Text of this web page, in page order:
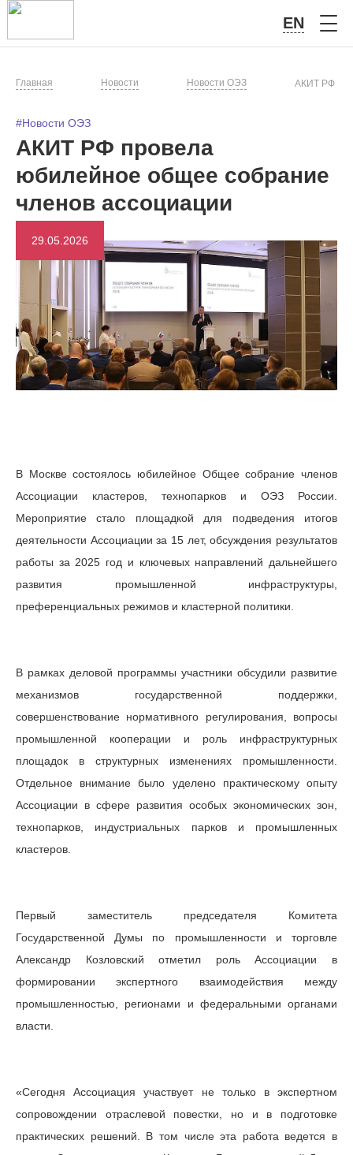
EN
Главная Новости Новости ОЭЗ АКИТ РФ
#Новости ОЭЗ
АКИТ РФ провела
юбилейное общее собрание
членов ассоциации
29.05.2026
В Москве состоялось юбилейное Общее собрание членов
Ассоциации кластеров, технопарков и ОЭЗ России.
Мероприятие стало площадкой для подведения итогов
деятельности Ассоциации за 15 лет, обсуждения результатов
работы за 2025 год и ключевых направлений дальнейшего
развития промышленной инфраструктуры,
преференциальных режимов и кластерной политики.
В рамках деловой программы участники обсудили развитие
механизмов государственной поддержки,
совершенствование нормативного регулирования, вопросы
промышленной кооперации и роль инфраструктурных
площадок в структурных изменениях промышленности.
Отдельное внимание было уделено практическому опыту
Ассоциации в сфере развития особых экономических зон,
технопарков, индустриальных парков и промышленных
кластеров.
Первый заместитель председателя Комитета
Государственной Думы по промышленности и торговле
Александр Козловский отметил роль Ассоциации в
формировании экспертного взаимодействия между
промышленностью, регионами и федеральными органами
власти.
«Сегодня Ассоциация участвует не только в экспертном
сопровождении отраслевой повестки, но и в подготовке
практических решений. В том числе эта работа ведется в